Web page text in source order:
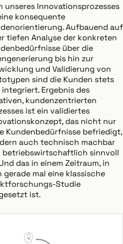
unseres Innovationsprozesses
konsequente
Aufbauend auf
tiefen Analyse der konkreten
über die
bis hin zur
und Validierung von
sind die Kunden stets
integriert. Ergebnis des
kundenzentrierten
ist ein validiertes
das nicht nur
Kundenbedürfnisse befriedigt,
auch technisch machbar
betriebswirtschaftlich sinnvoll
das in einem Zeitraum, in
gerade mal eine klassische
Studie
ist.